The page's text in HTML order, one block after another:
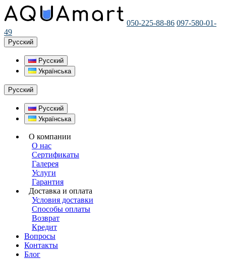
050-225-88-86 097-580-01-
49
Русский
Русский
Українська
Русский
Русский
Українська
О компании
О нас
Сертификаты
Галерея
Услуги
Гарантия
Доставка и оплата
Условия доставки
Способы оплаты
Возврат
Кредит
Вопросы
Контакты
Блог